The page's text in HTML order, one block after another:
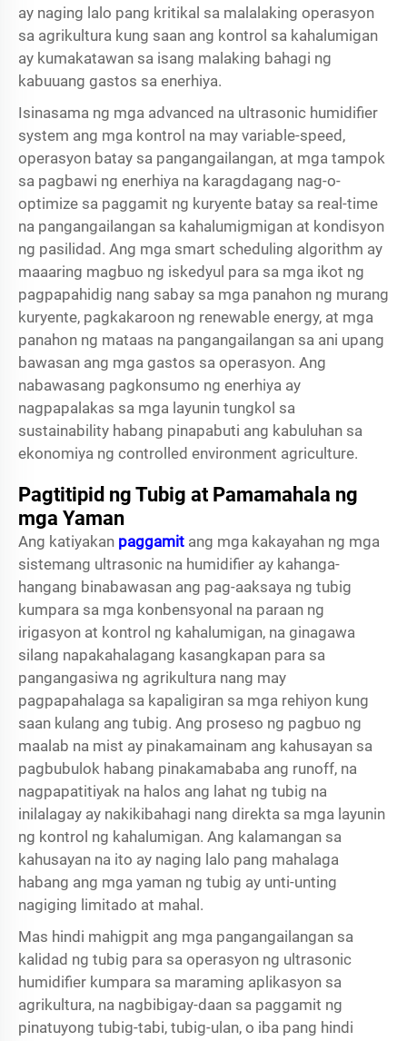
ay naging lalo pang kritikal sa malalaking operasyon
sa agrikultura kung saan ang kontrol sa kahalumigan
ay kumakatawan sa isang malaking bahagi ng
kabuuang gastos sa enerhiya.
Isinasama ng mga advanced na ultrasonic humidifier
system ang mga kontrol na may variable-speed,
operasyon batay sa pangangailangan, at mga tampok
sa pagbawi ng enerhiya na karagdagang nag-o-
optimize sa paggamit ng kuryente batay sa real-time
na pangangailangan sa kahalumigmigan at kondisyon
ng pasilidad. Ang mga smart scheduling algorithm ay
maaaring magbuo ng iskedyul para sa mga ikot ng
pagpapahidig nang sabay sa mga panahon ng murang
kuryente, pagkakaroon ng renewable energy, at mga
panahon ng mataas na pangangailangan sa ani upang
bawasan ang mga gastos sa operasyon. Ang
nabawasang pagkonsumo ng enerhiya ay
nagpapalakas sa mga layunin tungkol sa
sustainability habang pinapabuti ang kabuluhan sa
ekonomiya ng controlled environment agriculture.
Pagtitipid ng Tubig at Pamamahala ng
mga Yaman
Ang katiyakan paggamit ang mga kakayahan ng mga
sistemang ultrasonic na humidifier ay kahanga-
hangang binabawasan ang pag-aaksaya ng tubig
kumpara sa mga konbensyonal na paraan ng
irigasyon at kontrol ng kahalumigan, na ginagawa
silang napakahalagang kasangkapan para sa
pangangasiwa ng agrikultura nang may
pagpapahalaga sa kapaligiran sa mga rehiyon kung
saan kulang ang tubig. Ang proseso ng pagbuo ng
maalab na mist ay pinakamainam ang kahusayan sa
pagbubulok habang pinakamababa ang runoff, na
nagpapatitiyak na halos ang lahat ng tubig na
inilalagay ay nakikibahagi nang direkta sa mga layunin
ng kontrol ng kahalumigan. Ang kalamangan sa
kahusayan na ito ay naging lalo pang mahalaga
habang ang mga yaman ng tubig ay unti-unting
nagiging limitado at mahal.
Mas hindi mahigpit ang mga pangangailangan sa
kalidad ng tubig para sa operasyon ng ultrasonic
humidifier kumpara sa maraming aplikasyon sa
agrikultura, na nagbibigay-daan sa paggamit ng
pinatuyong tubig-tabi, tubig-ulan, o iba pang hindi